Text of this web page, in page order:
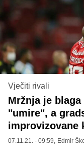
Vječiti rivali
Mržnja je
"umire", a
improvizovane
07.11.21. - 09:59, Edmir